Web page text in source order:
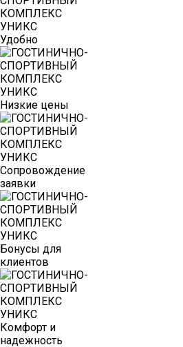
Удобно
Низкие цены
Сопровождение
заявки
Бонусы для
клиентов
Комфорт и
надежность